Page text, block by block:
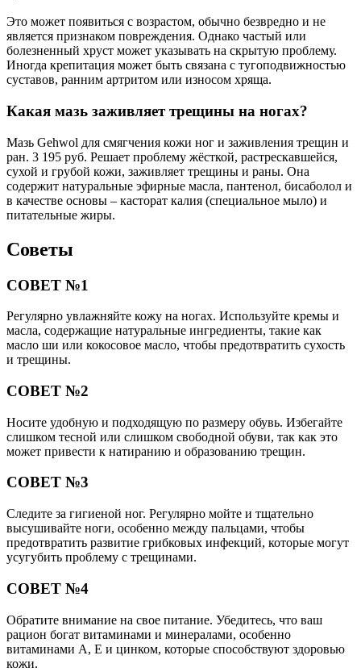
Это может появиться с возрастом, обычно безвредно и не
является признаком повреждения. Однако частый или
болезненный хруст может указывать на скрытую проблему.
Иногда крепитация может быть связана с тугоподвижностью
суставов, ранним артритом или износом хряща.
Какая мазь заживляет трещины на ногах?
Мазь Gehwol для смягчения кожи ног и заживления трещин и
ран. 3 195 руб. Решает проблему жёсткой, растрескавшейся,
сухой и грубой кожи, заживляет трещины и раны. Она
содержит натуральные эфирные масла, пантенол, бисаболол и
в качестве основы – касторат калия (специальное мыло) и
питательные жиры.
Советы
СОВЕТ №1
Регулярно увлажняйте кожу на ногах. Используйте кремы и
масла, содержащие натуральные ингредиенты, такие как
масло ши или кокосовое масло, чтобы предотвратить сухость
и трещины.
СОВЕТ №2
Носите удобную и подходящую по размеру обувь. Избегайте
слишком тесной или слишком свободной обуви, так как это
может привести к натиранию и образованию трещин.
СОВЕТ №3
Следите за гигиеной ног. Регулярно мойте и тщательно
высушивайте ноги, особенно между пальцами, чтобы
предотвратить развитие грибковых инфекций, которые могут
усугубить проблему с трещинами.
СОВЕТ №4
Обратите внимание на свое питание. Убедитесь, что ваш
рацион богат витаминами и минералами, особенно
витаминами A, E и цинком, которые способствуют здоровью
кожи.